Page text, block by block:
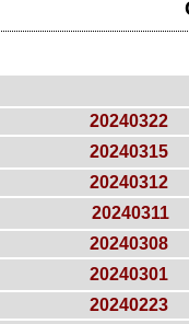
20240322
20240315
20240312
20240311
20240308
20240301
20240223